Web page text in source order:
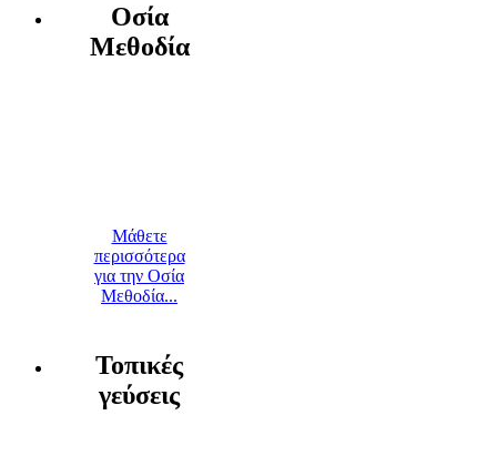
Οσία
Μεθοδία
Μάθετε
περισσότερα
για την Οσία
Μεθοδία...
Τοπικές
γεύσεις